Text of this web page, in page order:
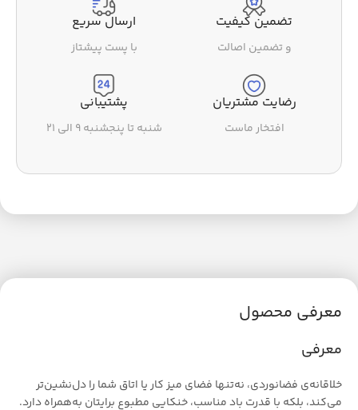
تضمین کیفیت
و تضمین اصالت
ارسال سریع
با پست پیشتاز
رضایت مشتریان
افتخار ماست
پشتیبانی
شنبه تا پنجشنبه ۹ الی ۲۱
معرفی محصول
معرفی
خلاقانه‌ی فضانوردی، نه‌تنها فضای میز کار یا اتاق شما را دل‌نشین‌تر
می‌کند، بلکه با قدرت باد مناسب، خنکایی مطبوع برایتان به‌همراه دارد.